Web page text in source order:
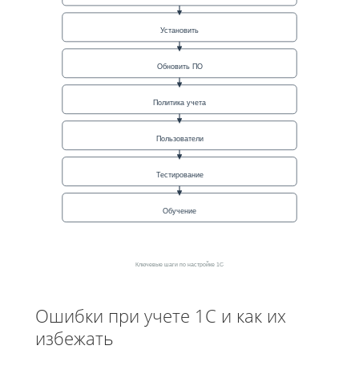
Установить
Обновить ПО
Политика учета
Пользователи
Тестирование
Обучение
Ключевые шаги по настройке 1С
Ошибки при учете 1С и как их
избежать